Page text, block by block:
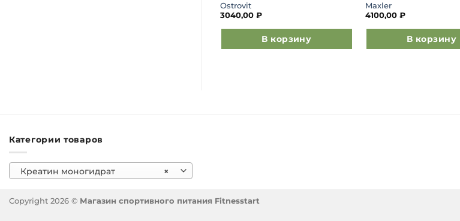
Ostrovit
3040,00 ₽
В корзину
Maxler
4100,00 ₽
В корзину
выбрать
странице
товара.
Категории товаров
×
Креатин моногидрат
Copyright 2026 © Магазин спортивного питания Fitnesstart